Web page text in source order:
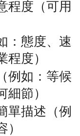
程度（可用
：態度、速
度）
例如：等候
節）
單描述（例